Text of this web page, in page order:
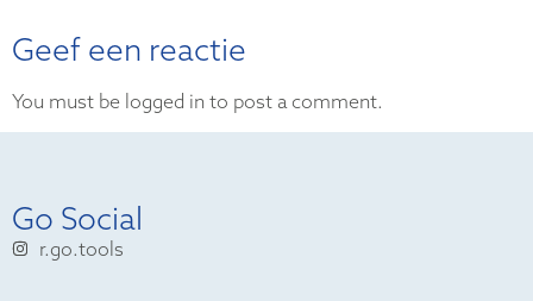
Geef een reactie
You must be logged in to post a comment.
Go Social
r.go.tools